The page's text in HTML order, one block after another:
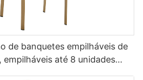
de banquetes empilháveis ​​de
empilháveis ​​até 8 unidades